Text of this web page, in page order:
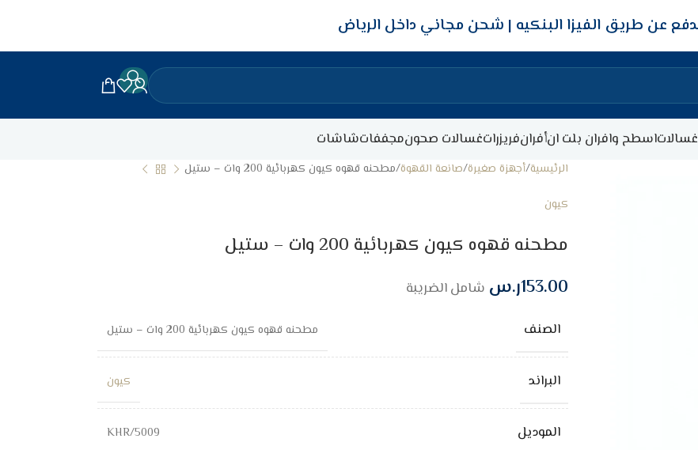
شحن مجاني داخل الرياض
غسالاتاسطح وافران بلت انأفرانفريزراتغسالات صحونمجففاتشاشات
الرئيسية أجهزة صغيرة صانعة القهوة مطحنه قهوه كيون كهربائية 200 وات – ستيل
كيون
مطحنه قهوه كيون كهربائية 200 وات – ستيل
153.00ر.س شامل الضريبة
الصنف مطحنه قهوه كيون كهربائية 200 وات – ستيل
البراند كيون
الموديل KHR/5009